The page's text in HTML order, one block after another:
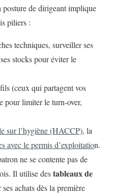
posture de dirigeant implique
piliers :
techniques, surveiller ses
stocks pour éviter le
(ceux qui partagent vos
pour limiter le turn-over,
sur l’hygiène (HACCP), la
avec le permis d’exploitation.
ne se contente pas de
Il utilise destableaux de
achats dès la première